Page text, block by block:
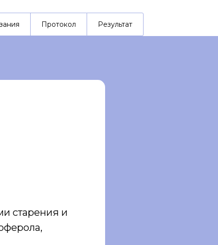
Протокол Результат
старения и